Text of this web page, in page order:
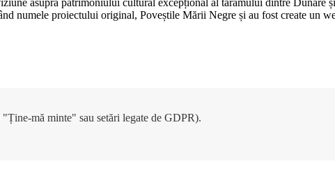
asupra patrimoniului cultural excepțional al tărâmului dintre Dunăre
numele proiectului original, Poveștile Mării Negre și au fost create un
mă minte" sau setări legate de GDPR).